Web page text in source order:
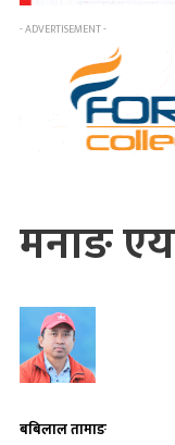
- ADVERTISEMENT -
मनाङ
बबिलाल तामाङ